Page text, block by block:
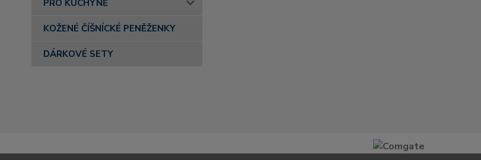
PRO KUCHYNĚ
KOŽENÉ ČÍŠNÍCKÉ PENĚŽENKY
DÁRKOVÉ SETY